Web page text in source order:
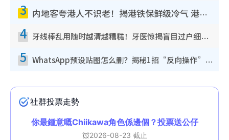
3 内地客夸港人不识老！揭港铁保鲜级冷气 港人求放过：别投诉
4 牙线棒乱用随时越清越糟糕！牙医惊揭盲目过户细菌恐致蛀牙：这种才是日常真保养
5 WhatsApp预设贴图怎么删？揭秘1招“反向操作”还原简洁界面 附3步实测教程